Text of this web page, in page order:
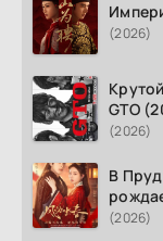
(2026)
GTO
(2026)
В
(2026)